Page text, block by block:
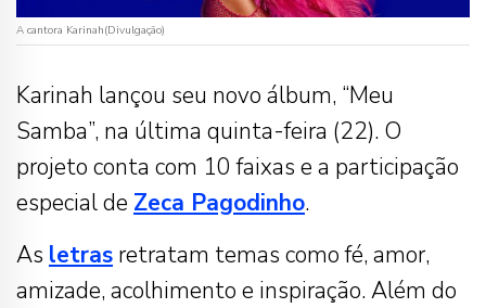
A cantora Karinah(Divulgação)
Karinah lançou seu novo álbum, “Meu
Samba”, na última quinta-feira (22). O
projeto conta com 10 faixas e a participação
especial de Zeca Pagodinho.
As letras retratam temas como fé, amor,
amizade, acolhimento e inspiração. Além do